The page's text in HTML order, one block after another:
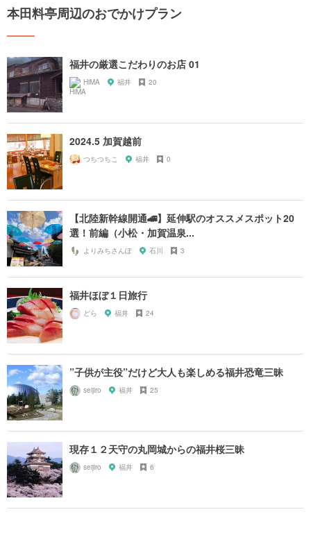
本田料亭周辺のおでかけプラン
福井の厳選こだわりのお店 01
HiMA 福井 20
2024.5 加賀越前
つちつちこ 福井 0
【北陸新幹線開通🚄】延伸駅のオススメスポット20
選！前編（小松・加賀温泉...
よりみちさんぽ 石川 3
福井ほぼ１日旅行
どら 福井 24
”子供が主役”だけど大人も楽しめる福井恐竜三昧
seijiro 福井 25
現存１２天守の丸岡城からの福井桜三昧
seijiro 福井 6